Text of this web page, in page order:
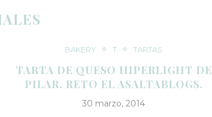
BAKERY T TARTAS
TARTA DE QUESO HIPERLIGHT DE
PILAR. RETO EL ASALTABLOGS.
30 marzo, 2014